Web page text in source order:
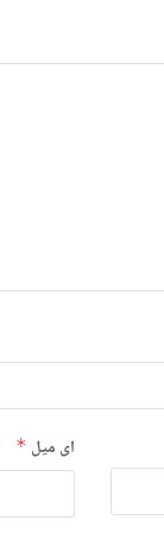
ای میل *